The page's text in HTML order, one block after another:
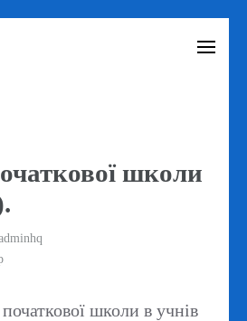
школи
школи в учнів